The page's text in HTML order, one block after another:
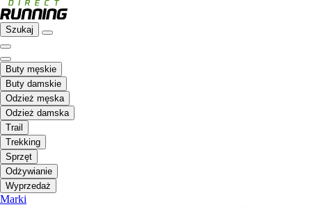
Szukaj
Buty męskie
Buty damskie
Odzież męska
Odzież damska
Trail
Trekking
Sprzęt
Odżywianie
Wyprzedaż
Marki